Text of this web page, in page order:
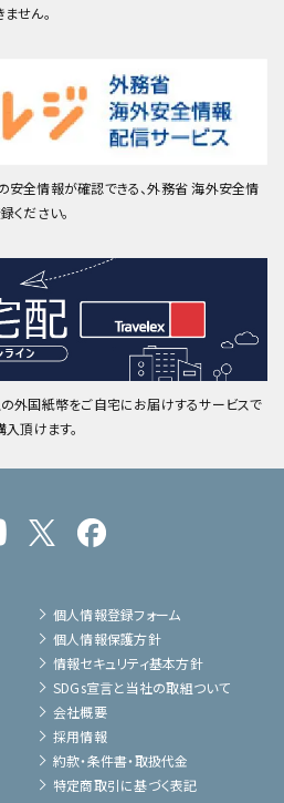
せん。
安全情報が確認できる、外務省 海外安全情
ください。
外国紙幣をご自宅にお届けするサービスで
頂けます。
個人情報登録フォーム
個人情報保護方針
情報セキュリティ基本方針
SDGs宣言と当社の取組ついて
会社概要
採用情報
約款・条件書・取扱代金
特定商取引に基づく表記